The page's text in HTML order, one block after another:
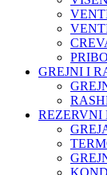
GREJNI I
REZERVNI